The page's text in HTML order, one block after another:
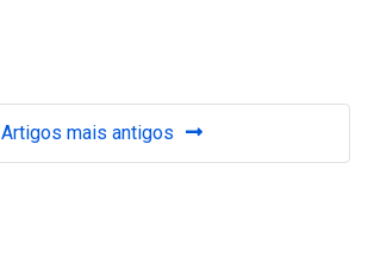
Artigos mais antigos